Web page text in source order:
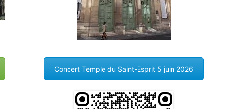
Concert Temple du Saint-Esprit 5 juin 2026